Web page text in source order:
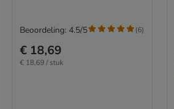
€ 18,69
€ 18,69 / stuk
Beoordeling: 4.5/5 (6)